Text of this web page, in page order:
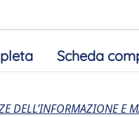
Scheda
DELL’INFORMAZIONE E